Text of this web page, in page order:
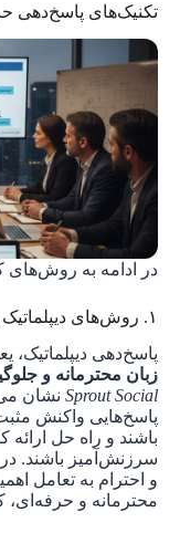
تکنیک‌های پاسخ‌دهی
در ادامه به روش‌های
۱. روش‌های دیپلماتیک برای آرام کردن کاربر ناراضی
پاسخ‌دهی دیپلماتیک،
زبان محترمانه و
Sprout Social نشان
پاسخ‌هایی واکنش
باشند و راه حل ارائه
سرزنش‌آمیز باشند.
و احترام به تعامل
محترمانه و